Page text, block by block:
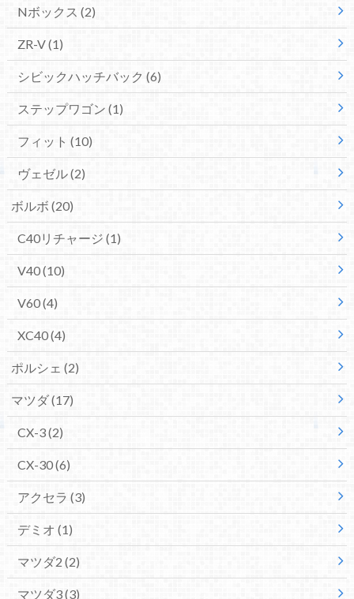
Nボックス (2)
ZR-V(1)
シビックハッチバック (6)
ステップワゴン (1)
フィット (10)
ヴェゼル(2)
ボルボ (20)
C40リチャージ (1)
V40(10)
V60(4)
XC40(4)
ポルシェ (2)
マツダ(17)
CX-3(2)
CX-30(6)
アクセラ (3)
デミオ (1)
マツダ2 (2)
マツダ3(3)